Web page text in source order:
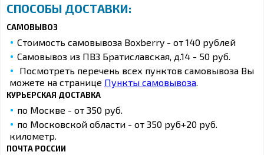
СПОСОБЫ ДОСТАВКИ:
САМОВЫВОЗ
Стоимость самовывоза Boxberry - от 140 рублей
Самовывоз из ПВЗ Братиславская, д.14 - 50 руб.
Посмотреть перечень всех пунктов самовывоза Вы
можете на странице Пункты самовывоза.
КУРЬЕРСКАЯ ДОСТАВКА
по Москве - от 350 руб.
по Московской области - от 350 руб+20 руб.
километр.
ПОЧТА РОССИИ